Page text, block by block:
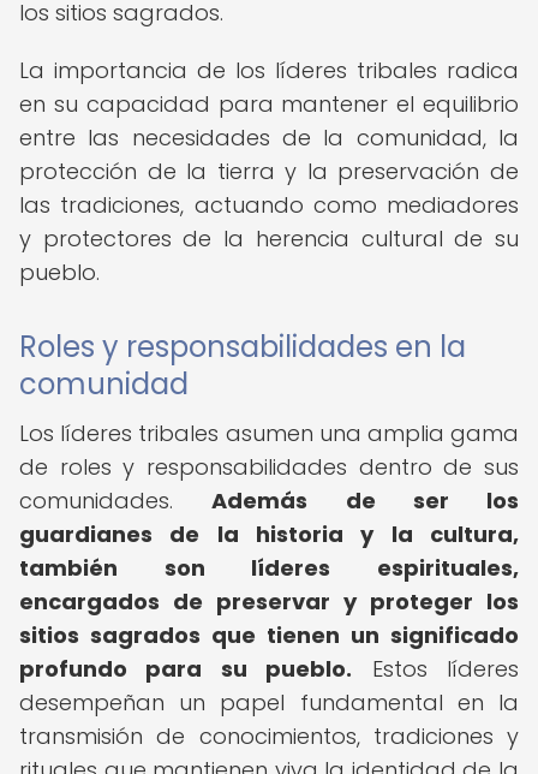
los sitios sagrados.
La importancia de los líderes tribales radica
en su capacidad para mantener el equilibrio
entre las necesidades de la comunidad, la
protección de la tierra y la preservación de
las tradiciones, actuando como mediadores
y protectores de la herencia cultural de su
pueblo.
Roles y responsabilidades en la
comunidad
Los líderes tribales asumen una amplia gama
de roles y responsabilidades dentro de sus
comunidades.Además de ser los
guardianes de la historia y la cultura,
también son líderes espirituales,
encargados de preservar y proteger los
sitios sagrados que tienen un significado
profundo para su pueblo. Estos líderes
desempeñan un papel fundamental en la
transmisión de conocimientos, tradiciones y